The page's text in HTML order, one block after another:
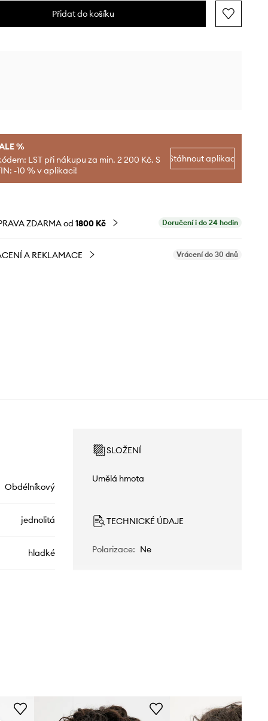
Přidat do košíku
%
LST při nákupu za min. 2 200 Kč. S
-10 % v aplikaci!
Stáhnout aplikaci
ZDARMA od 1800 Kč Doručení i do 24 hodin
A REKLAMACE Vrácení do 30 dnů
Obdélníkový
jednolitá
hladké
SLOŽENÍ
Umělá hmota
TECHNICKÉ ÚDAJE
Polarizace: Ne